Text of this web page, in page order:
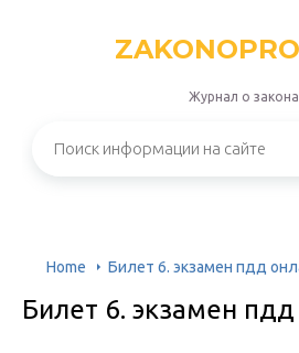
Журнал о
Home Билет 6. экзамен пдд
Билет 6. экзамен